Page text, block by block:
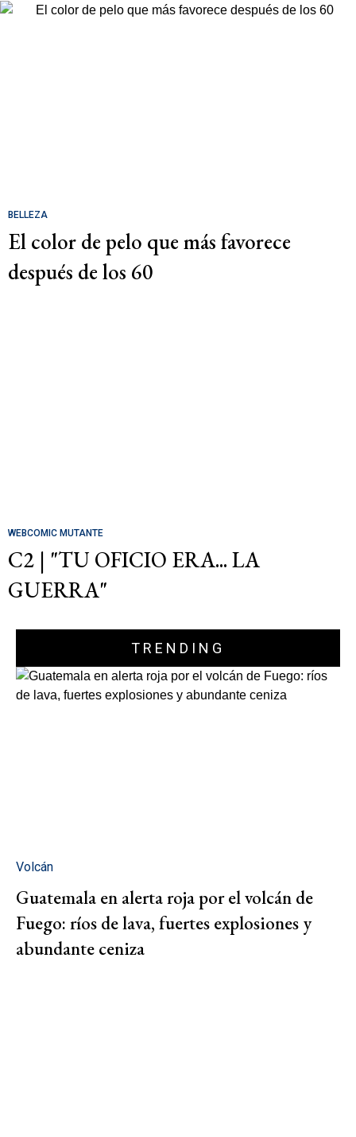
BELLEZA
El color de pelo que más favorece
después de los 60
WEBCOMIC MUTANTE
C2 | "TU OFICIO ERA... LA
GUERRA"
TRENDING
Volcán
Guatemala en alerta roja por el volcán de
Fuego: ríos de lava, fuertes explosiones y
abundante ceniza